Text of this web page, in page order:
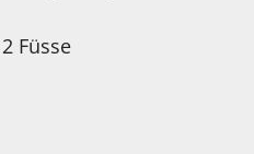
Füsse